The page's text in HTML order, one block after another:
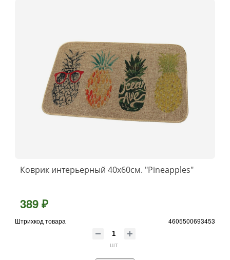
Коврик интерьерный 40х60см. "Pineapples"
389 ₽
Штрихкод товара 4605500693453
шт